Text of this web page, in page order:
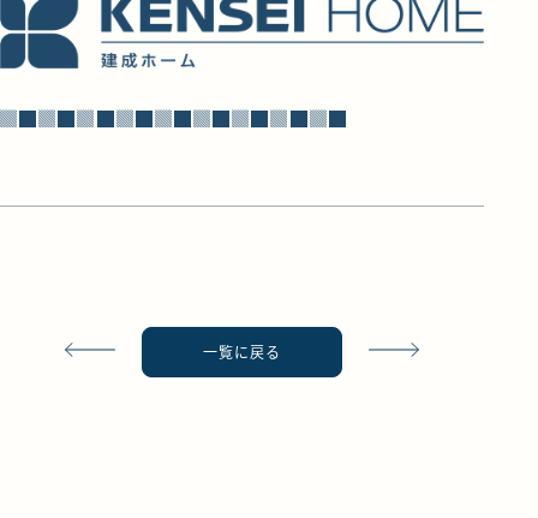
▓█▓█▓█▓█▓█▓█▓█▓█▓█
一覧に戻る